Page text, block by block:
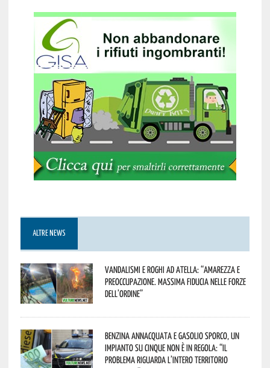
ALTRE NEWS
Vandalismi e roghi ad Atella: “Amarezza e
preoccupazione. Massima fiducia nelle Forze
dell’Ordine”
Benzina annacquata e gasolio sporco, un
impianto su cinque non è in regola: “il
problema riguarda l’intero territorio